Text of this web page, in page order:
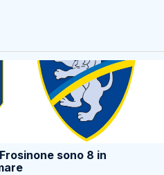
sono 8 in